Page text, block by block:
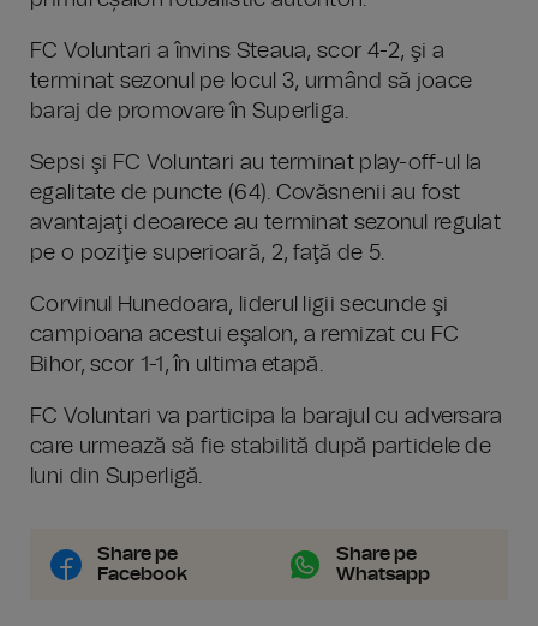
FC Voluntari a învins Steaua, scor 4-2, şi a
terminat sezonul pe locul 3, urmând să joace
baraj de promovare în Superliga.
Sepsi şi FC Voluntari au terminat play-off-ul la
egalitate de puncte (64). Covăsnenii au fost
avantajaţi deoarece au terminat sezonul regulat
pe o poziţie superioară, 2, faţă de 5.
Corvinul Hunedoara, liderul ligii secunde şi
campioana acestui eşalon, a remizat cu FC
Bihor, scor 1-1, în ultima etapă.
FC Voluntari va participa la barajul cu adversara
care urmează să fie stabilită după partidele de
luni din Superligă.
Share pe
Facebook
Share pe
Whatsapp